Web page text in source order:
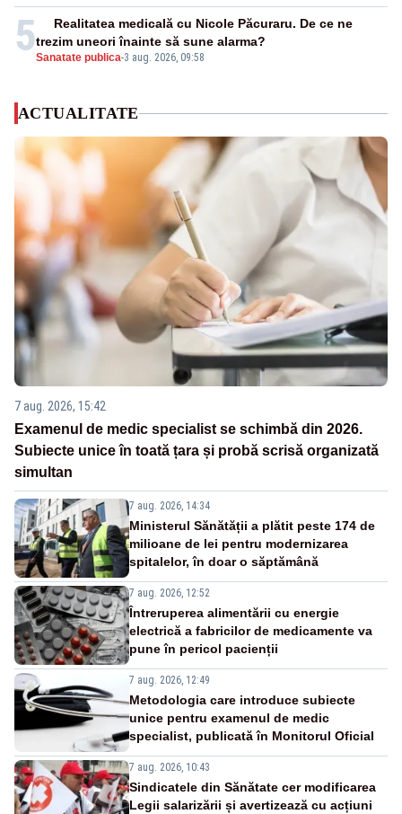
5Sanatate publica-3 aug. 2026, 09:58
Realitatea medicală cu Nicole Păcuraru. De ce ne
trezim uneori înainte să sune alarma?
ACTUALITATE
7 aug. 2026, 15:42
Examenul de medic specialist se schimbă din 2026.
Subiecte unice în toată țara și probă scrisă organizată
simultan
7 aug. 2026, 14:34
Ministerul Sănătății a plătit peste 174 de
milioane de lei pentru modernizarea
spitalelor, în doar o săptămână
7 aug. 2026, 12:52
Întreruperea alimentării cu energie
electrică a fabricilor de medicamente va
pune în pericol pacienții
7 aug. 2026, 12:49
Metodologia care introduce subiecte
unice pentru examenul de medic
specialist, publicată în Monitorul Oficial
7 aug. 2026, 10:43
Sindicatele din Sănătate cer modificarea
Legii salarizării și avertizează cu acțiuni